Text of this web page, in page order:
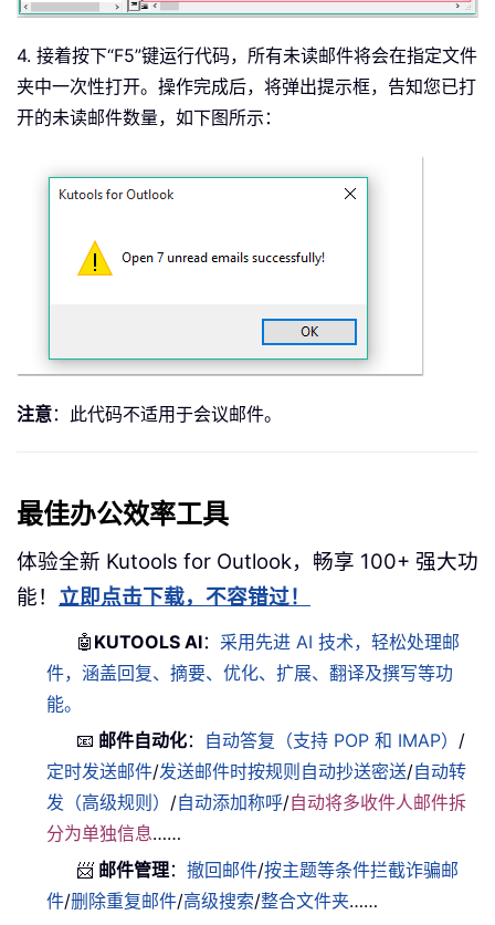
4. 接着按下“F5”键运行代码，所有未读邮件将会在指定文件
夹中一次性打开。操作完成后，将弹出提示框，告知您已打
开的未读邮件数量，如下图所示：
注意：此代码不适用于会议邮件。
最佳办公效率工具
体验全新 Kutools for Outlook，畅享 100+ 强大功
能！ 立即点击下载，不容错过！
🤖 KUTOOLS AI： 采用先进 AI 技术，轻松处理邮
件，涵盖回复、摘要、优化、扩展、翻译及撰写等功
能。
📧 邮件自动化： 自动答复（支持 POP 和 IMAP） /
定时发送邮件/发送邮件时按规则自动抄送密送/自动转
发（高级规则） /自动添加称呼/自动将多收件人邮件拆
分为单独信息……
📨 邮件管理：撤回邮件/按主题等条件拦截诈骗邮
件/删除重复邮件/高级搜索/整合文件夹……